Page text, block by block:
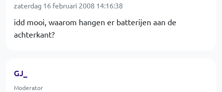
zaterdag 16 februari 2008 14:16:38
idd mooi, waarom hangen er batterijen aan de
achterkant?
GJ_
Moderator